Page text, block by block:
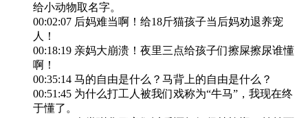
给小动物取名字。
00:02:07 后妈难当啊！给18斤猫孩子当后妈劝退养宠
人！
00:18:19 亲妈大崩溃！夜里三点给孩子们擦屎擦尿谁懂
啊！
00:35:14 马的自由是什么？马背上的自由是什么？
00:51:45 为什么打工人被我们戏称为“牛马”，我现在终
于懂了。